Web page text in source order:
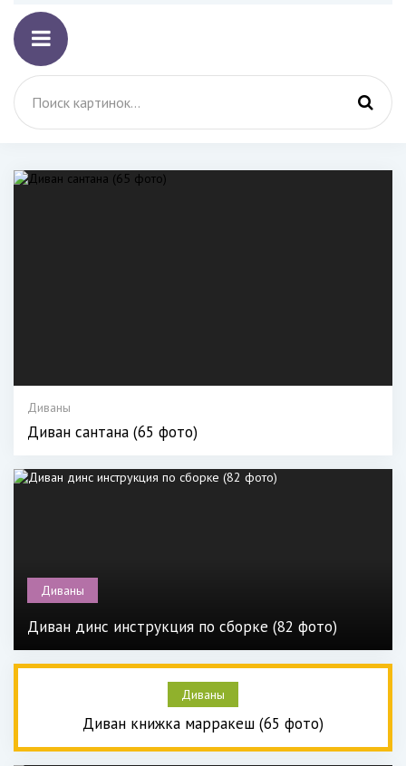
Диваны
Диван сантана (65 фото)
Диваны
Диван динс инструкция по сборке (82 фото)
Диваны
Диван книжка марракеш (65 фото)